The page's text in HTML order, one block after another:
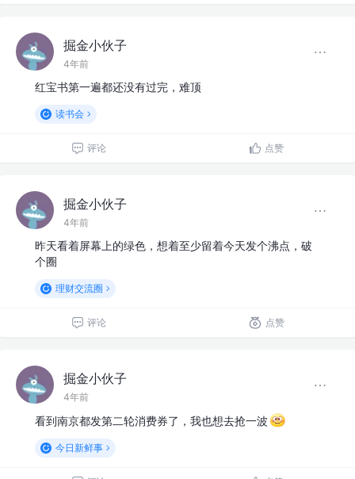
掘金小伙子
4年前
红宝书第一遍都还没有过完，难顶
读书会
评论 点赞
掘金小伙子
4年前
昨天看着屏幕上的绿色，想着至少留着今天发个沸点，破
个圈
理财交流圈
评论 点赞
掘金小伙子
4年前
看到南京都发第二轮消费券了，我也想去抢一波
今日新鲜事